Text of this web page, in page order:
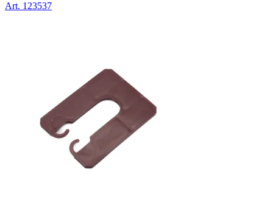
Art. 123537